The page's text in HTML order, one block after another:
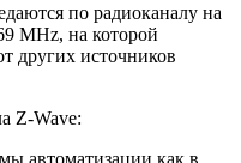
по радиоканалу на
MHz, на которой
других источников
Z-Wave:
автоматизации как в